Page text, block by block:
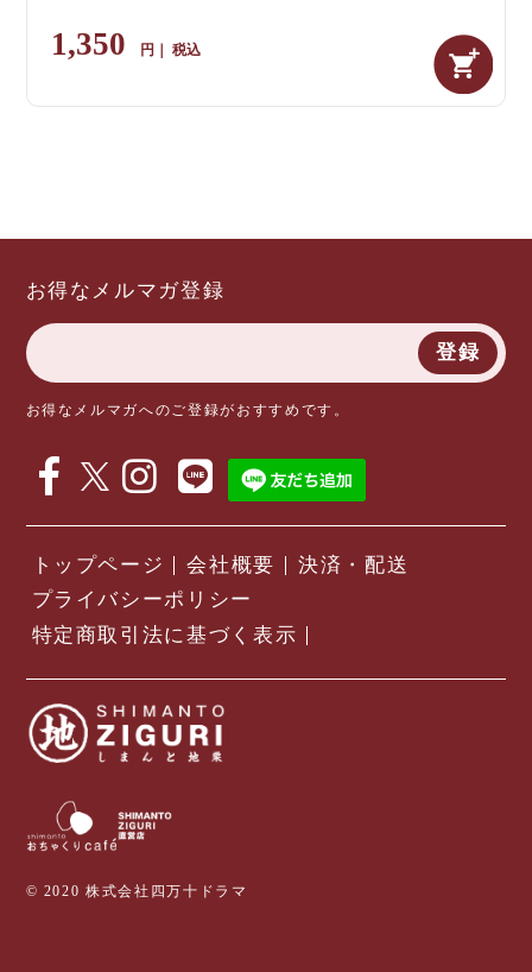
1,350 税込
お得なメルマガ登録
登録
お得なメルマガへのご登録がおすすめです。
トップページ 会社概要
決済・配送
プライバシーポリシー
特定商取引法に基づく表示
© 2020 株式会社四万十ドラマ